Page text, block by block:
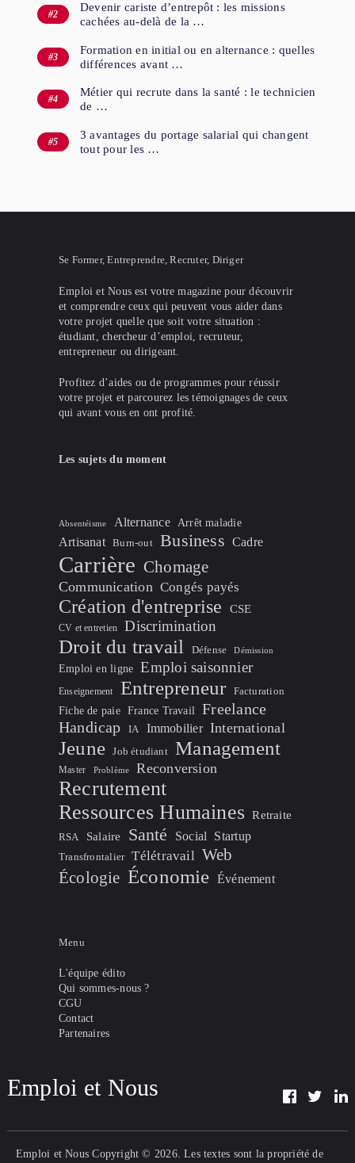
Devenir cariste d’entrepôt : les missions
cachées au-delà de la …
Formation en initial ou en alternance : quelles
différences avant …
Métier qui recrute dans la santé : le technicien
de …
3 avantages du portage salarial qui changent
tout pour les …
Se Former, Entreprendre, Recruter, Diriger
Emploi et Nous est votre magazine pour découvrir
et comprendre ceux qui peuvent vous aider dans
votre projet quelle que soit votre situation :
étudiant, chercheur d’emploi, recruteur,
entrepreneur ou dirigeant.
Profitez d’aides ou de programmes pour réussir
votre projet et parcourez les témoignages de ceux
qui avant vous en ont profité.
Les sujets du moment
Absentéisme Alternance Arrêt maladie
Artisanat Burn-out Business Cadre
Carrière Chomage
Communication Congés payés
Création d'entreprise CSE
CV et entretien Discrimination
Droit du travail Défense Démission
Emploi en ligne Emploi saisonnier
Enseignement Entrepreneur Facturation
Fiche de paie France Travail
Freelance
Handicap
IA Immobilier International
Jeune Job étudiant Management
Master Problème Reconversion
Recrutement
Ressources Humaines Retraite
RSA Salaire Santé Social Startup
Transfrontalier Télétravail Web
Écologie Économie Événement
Menu
L'équipe édito
Qui sommes-nous ?
CGU
Contact
Partenaires
Emploi et Nous
Emploi et Nous Copyright © 2026. Les textes sont la propriété de